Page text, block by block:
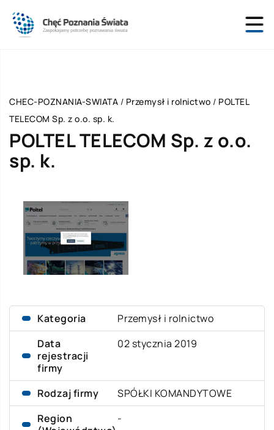
CHEC-POZNANIA-SWIATA / Przemysł i rolnictwo / POLTEL
TELECOM Sp. z o.o. sp. k.
POLTEL TELECOM Sp. z o.o.
sp. k.
Kategoria
Przemysł i rolnictwo
Data
rejestracji
firmy
02 stycznia 2019
Rodzaj firmy
SPÓŁKI KOMANDYTOWE
Region
-